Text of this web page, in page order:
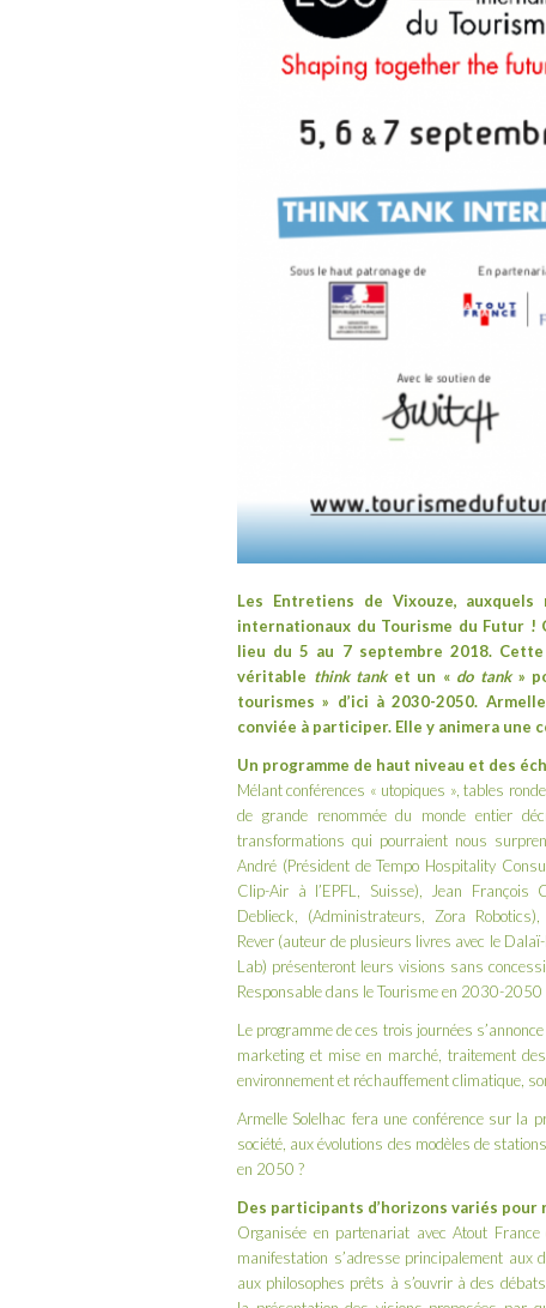
Les Entretiens de Vixouze, auxquels
internationaux du Tourisme du Futur !
lieu du 5 au 7 septembre 2018.
véritable think tanket un « do tank»
tourismes » d’ici à 2030-2050.
conviée à participer. Elle y animera
Un programme de haut niveau et des
Mélant conférences « utopiques », tables
de grande renommée du monde entier
transformations qui pourraient nous
André (Président de Tempo Hospitality
Clip-Air à l’EPFL, Suisse), Jean François
Deblieck, (Administrateurs, Zora
Rever (auteur de plusieurs livres avec le
Lab) présenteront leurs visions sans
Responsable dans le Tourisme en 2030-2050
Le programmede ces trois journées
marketing et mise en marché, traitement
environnement et réchauffement climatique,
Armelle Solelhac fera une conférence sur la
société, aux évolutions des modèles de
en 2050 ?
Des participants d’horizons variés
Organisée en partenariat avec Atout
manifestation s’adresse principalement aux
aux philosophes prêts à s’ouvrir à des